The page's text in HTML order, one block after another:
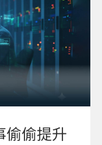
偷偷提升